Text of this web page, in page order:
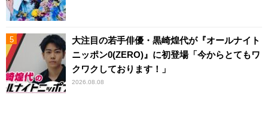
大注目の若手俳優・黒崎煌代が『オールナイト
ニッポン0(ZERO)』に初登場「今からとてもワ
クワクしております！」
2026.08.08